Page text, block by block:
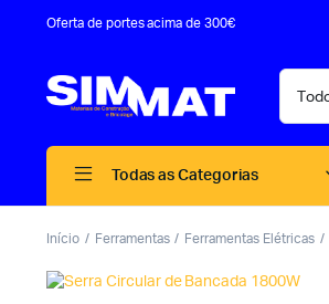
Oferta de portes acima de 300€
Todas as Categorias
Início Ferramentas Ferramentas Elétricas